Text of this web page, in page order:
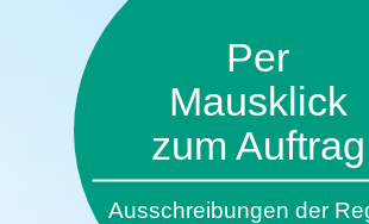
Per
Mausklick
zum Auftrag
Ausschreibungen der